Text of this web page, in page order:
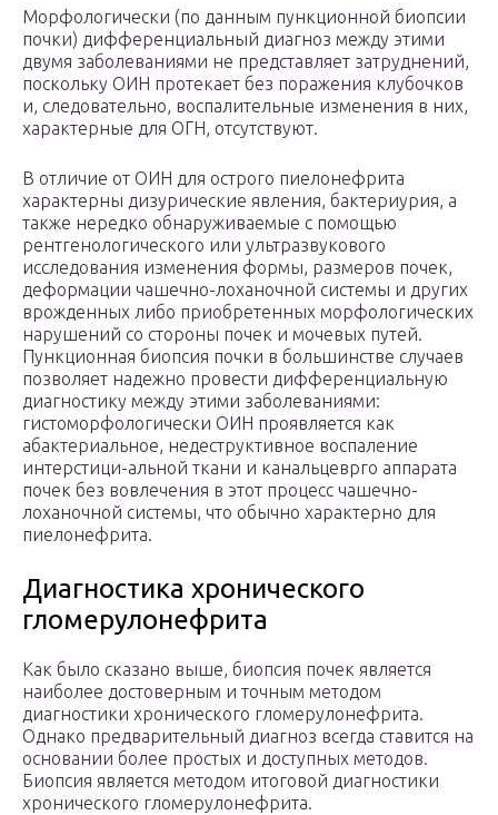
Морфологически (по данным пункционной биопсии
почки) дифференциальный диагноз между этими
двумя заболеваниями не представляет затруднений,
поскольку ОИН протекает без поражения клубочков
и, следовательно, воспалительные изменения в них,
характерные для ОГН, отсутствуют.
В отличие от ОИН для острого пиелонефрита
характерны дизурические явления, бактериурия, а
также нередко обнаруживаемые с помощью
рентгенологического или ультразвукового
исследования изменения формы, размеров почек,
деформации чашечно-лоханочной системы и других
врожденных либо приобретенных морфологических
нарушений со стороны почек и мочевых путей.
Пункционная биопсия почки в большинстве случаев
позволяет надежно провести дифференциальную
диагностику между этими заболеваниями:
гистоморфологически ОИН проявляется как
абактериальное, недеструктивное воспаление
интерстици-альной ткани и канальцеврго аппарата
почек без вовлечения в этот процесс чашечно-
лоханочной системы, что обычно характерно для
пиелонефрита.
Диагностика хронического
гломерулонефрита
Как было сказано выше, биопсия почек является
наиболее достоверным и точным методом
диагностики хронического гломерулонефрита.
Однако предварительный диагноз всегда ставится на
основании более простых и доступных методов.
Биопсия является методом итоговой диагностики
хронического гломерулонефрита.